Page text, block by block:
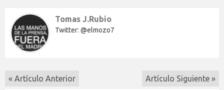
Tomas J.Rubio
Twitter: @elmozo7
« Artículo Anterior
Artículo Siguiente »